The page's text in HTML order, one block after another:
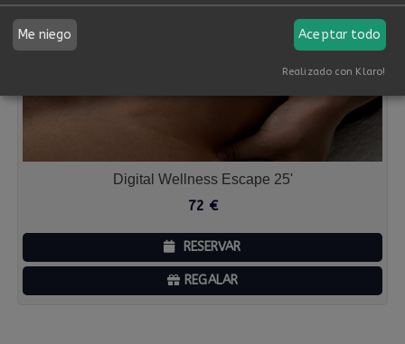
Digital Wellness Escape 25'
72 €
RESERVAR
REGALAR
Me niego Aceptar todo
Realizado con Klaro!